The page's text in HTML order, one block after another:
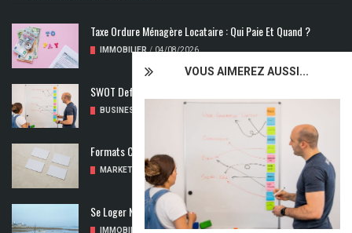
VOUS AIMEREZ AUSSI...
Taxe Ordure Ménagère Locataire : Qui Paie Et Quand ?
IMMOBILIER / 04/08/2026
SWOT Def : Qu’est-Ce Que L’analyse SWOT ?
BUSINESS
Formats Carte De Visite : Les Dimensions À Découvrir
MARKETING / 01/08/2026
Se Loger Neuf : Comment Choisir Un Logement Adapté
IMMOBILIER / 31/07/2026